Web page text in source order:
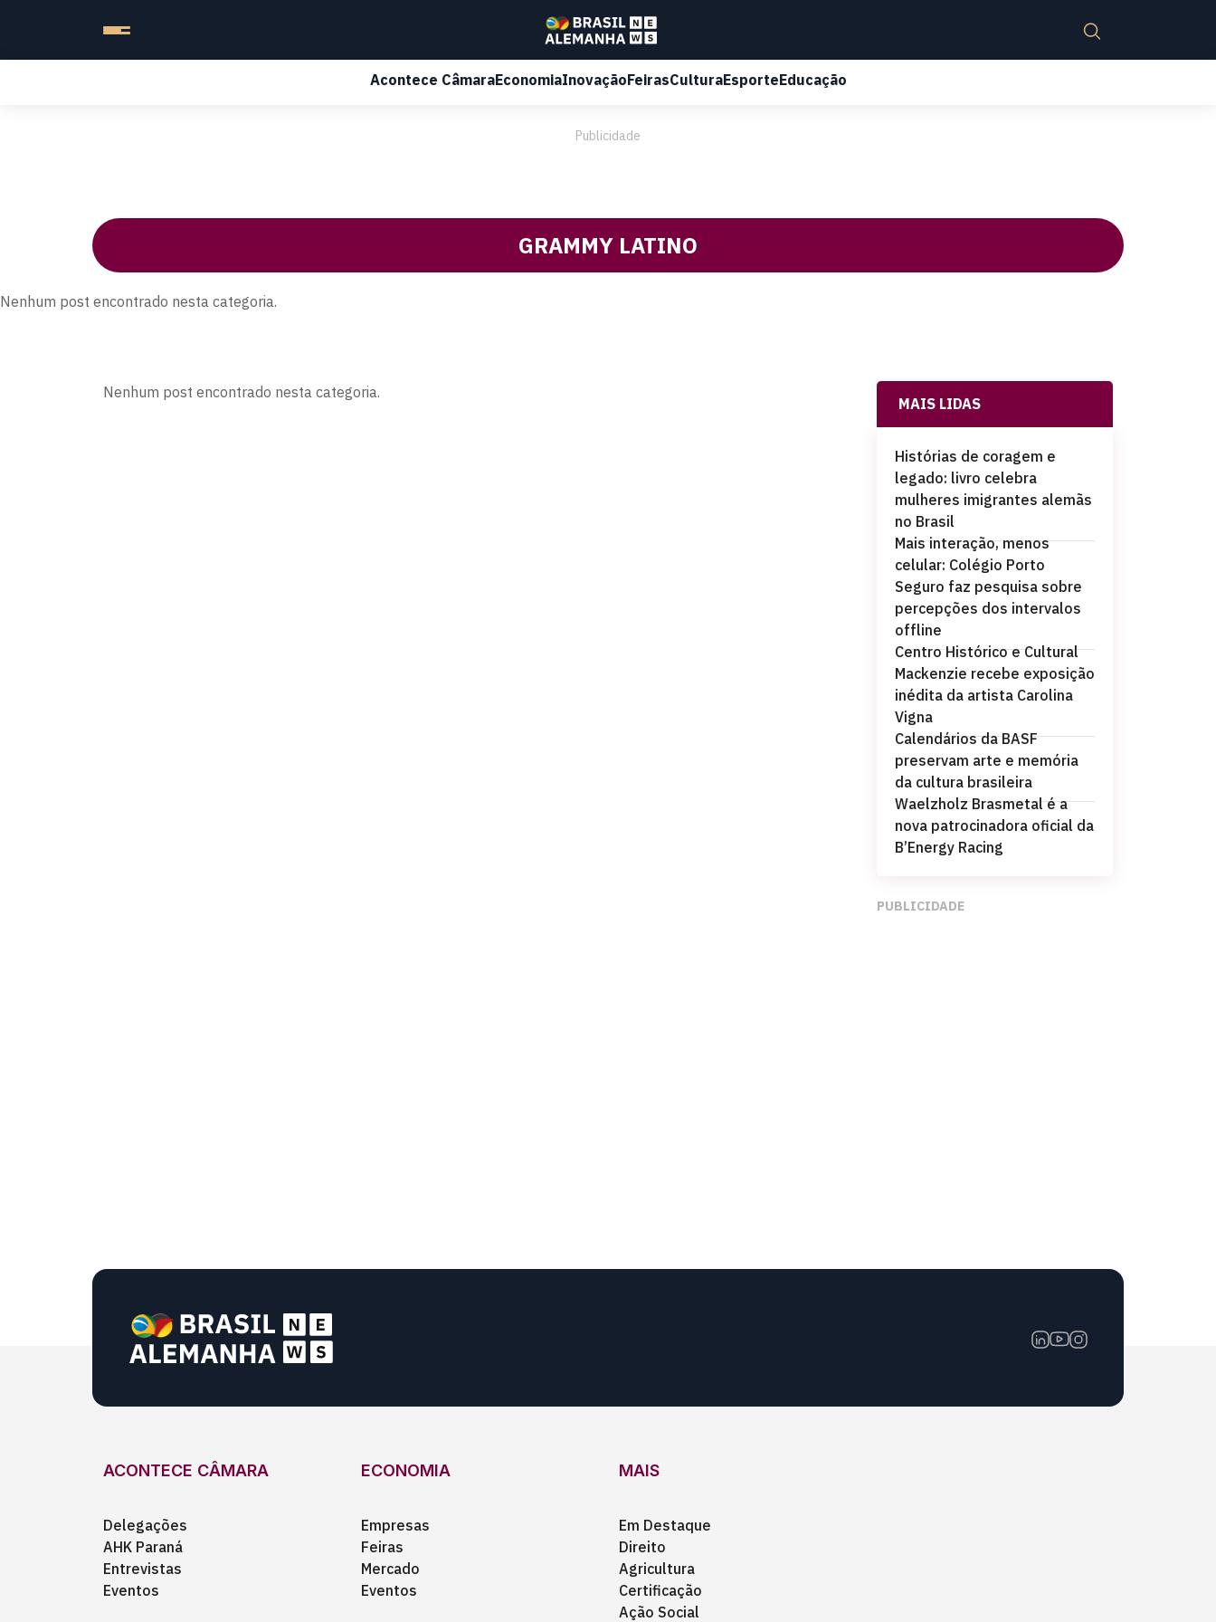
Acontece CâmaraEconomiaInovaçãoFeirasCulturaEsporteEducação
Publicidade
GRAMMY LATINO
Nenhum post encontrado nesta categoria.
Nenhum post encontrado nesta categoria.
MAIS LIDAS
Histórias de coragem e
legado: livro celebra
mulheres imigrantes alemãs
no Brasil
Mais interação, menos
celular: Colégio Porto
Seguro faz pesquisa sobre
percepções dos intervalos
offline
Centro Histórico e Cultural
Mackenzie recebe exposição
inédita da artista Carolina
Vigna
Calendários da BASF
preservam arte e memória
da cultura brasileira
Waelzholz Brasmetal é a
nova patrocinadora oficial da
B’Energy Racing
PUBLICIDADE
ACONTECE CÂMARA
Delegações
AHK Paraná
Entrevistas
Eventos
ECONOMIA
Empresas
Feiras
Mercado
Eventos
MAIS
Em Destaque
Direito
Agricultura
Certificação
Ação Social